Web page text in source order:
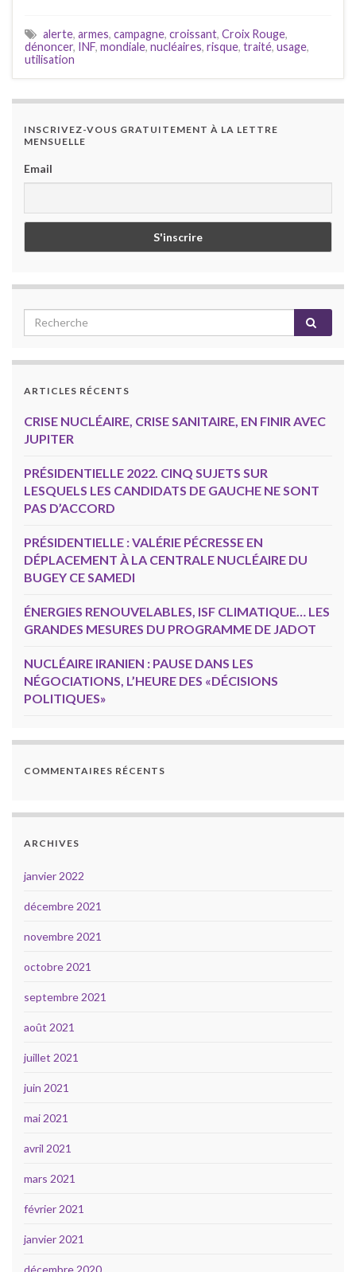
alerte, armes, campagne, croissant, Croix Rouge,
dénoncer, INF, mondiale, nucléaires, risque, traité, usage,
utilisation
INSCRIVEZ-VOUS GRATUITEMENT À LA LETTRE
MENSUELLE
Email
ARTICLES RÉCENTS
CRISE NUCLÉAIRE, CRISE SANITAIRE, EN FINIR AVEC
JUPITER
PRÉSIDENTIELLE 2022. CINQ SUJETS SUR
LESQUELS LES CANDIDATS DE GAUCHE NE SONT
PAS D’ACCORD
PRÉSIDENTIELLE : VALÉRIE PÉCRESSE EN
DÉPLACEMENT À LA CENTRALE NUCLÉAIRE DU
BUGEY CE SAMEDI
ÉNERGIES RENOUVELABLES, ISF CLIMATIQUE… LES
GRANDES MESURES DU PROGRAMME DE JADOT
NUCLÉAIRE IRANIEN : PAUSE DANS LES
NÉGOCIATIONS, L’HEURE DES «DÉCISIONS
POLITIQUES»
COMMENTAIRES RÉCENTS
ARCHIVES
janvier 2022
décembre 2021
novembre 2021
octobre 2021
septembre 2021
août 2021
juillet 2021
juin 2021
mai 2021
avril 2021
mars 2021
février 2021
janvier 2021
décembre 2020